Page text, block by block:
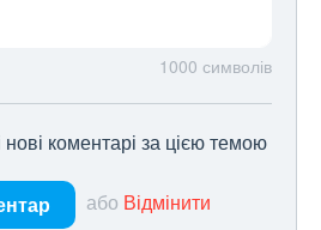
1000 символів
коментарі за цією темою
або Відмінити